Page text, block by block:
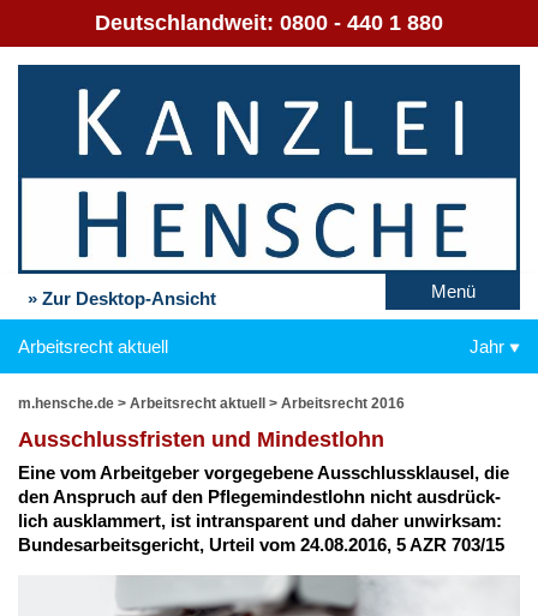
Deutschlandweit: 0800 - 440 1 880
» Zur Desktop-Ansicht Menü
Arbeitsrecht aktuell Jahr
m.hensche.de > Arbeitsrecht aktuell > Arbeitsrecht 2016
Aus­schluss­fris­ten und Min­dest­lohn
Ei­ne vom Ar­beit­ge­ber vor­ge­ge­be­ne Aus­schluss­klau­sel, die
den An­spruch auf den Pfle­ge­min­dest­lohn nicht aus­drück­
lich aus­klam­mert, ist in­trans­pa­rent und da­her un­wirk­sam:
Bun­des­ar­beits­ge­richt, Ur­teil vom 24.08.2016, 5 AZR 703/15